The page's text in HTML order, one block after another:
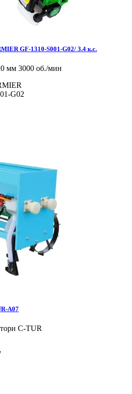
GF-1310-S001-G02/ 3.4 к.с.
мм 3000 об./мин
G02
A07
C-TUR